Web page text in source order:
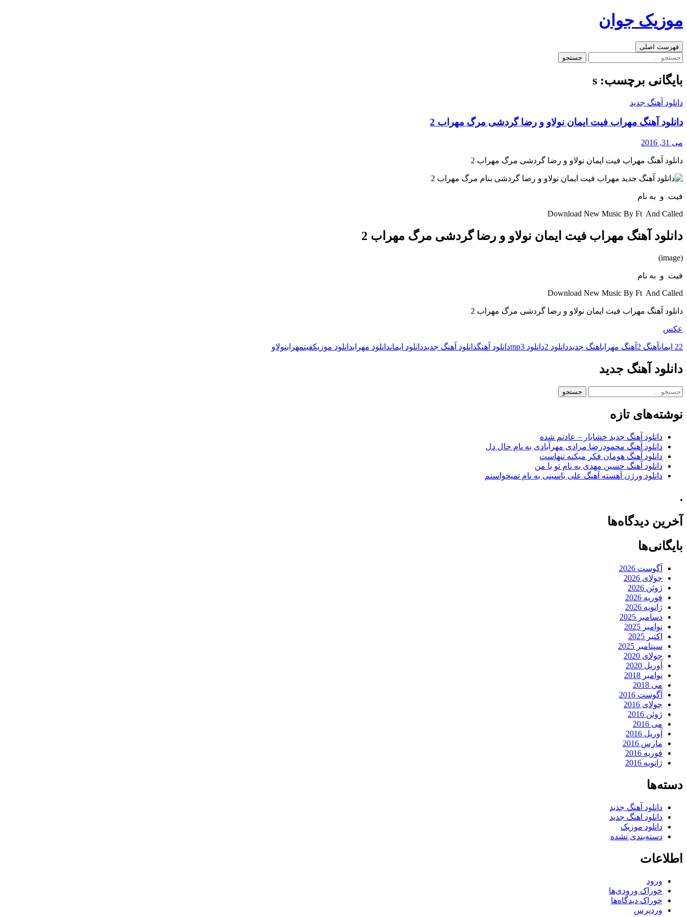
به
موزیک جوان
جست‌وجو
فهرست اصلی
جستجو
بایگانی برچسب: s
دانلود آهنگ جدید
دانلود آهنگ مهراب فیت ایمان نولاو و رضا گردشی مرگ مهراب 2
می 31, 2016
دانلود آهنگ مهراب فیت ایمان نولاو و رضا گردشی مرگ مهراب 2
فیت و به نام
Download New Music By Ft And Called
دانلود آهنگ مهراب فیت ایمان نولاو و رضا گردشی مرگ مهراب 2
(image)
فیت و به نام
Download New Music By Ft And Called
دانلود آهنگ مهراب فیت ایمان نولاو و رضا گردشی مرگ مهراب 2
عکس
22 ایمان آهنگ 2 آهنگ مهراباهنگ جدیددانلود 2 دانلود mp3 دانلود آهنگدانلود آهنگ جدیددانلود ایماندانلود مهرابدانلود موزیکفیتمهرابنولاو
دانلود آهنگ جدید
جستجو
نوشته‌های تازه
دانلود آهنگ جدید خشایار – عادتم شده
دانلود آهنگ محمودرضا مرادی مهرآبادی به نام حال دل
دانلود آهنگ هومان فکر میکنه تنهاست
دانلود آهنگ حسین مهدی به نام تو با من
دانلود ورژن آهسته آهنگ علی یاسینی به نام نمیخواستم
.
آخرین دیدگاه‌ها
بایگانی‌ها
آگوست 2026
جولای 2026
ژوئن 2026
فوریه 2026
ژانویه 2026
دسامبر 2025
نوامبر 2025
اکتبر 2025
سپتامبر 2025
جولای 2020
آوریل 2020
نوامبر 2018
می 2018
آگوست 2016
جولای 2016
ژوئن 2016
می 2016
آوریل 2016
مارس 2016
فوریه 2016
ژانویه 2016
دسته‌ها
دانلود آهنگ جدید
دانلود اهنگ جدید
دانلود موزیک
دسته‌بندی نشده
اطلاعات
ورود
خوراک ورودی‌ها
خوراک دیدگاه‌ها
وردپرس